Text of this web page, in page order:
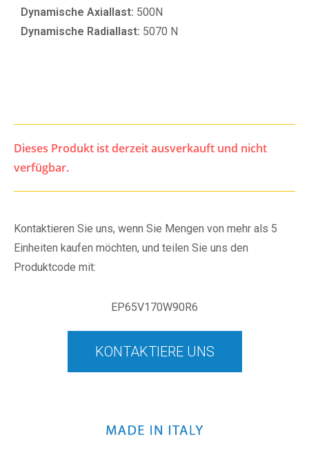
Dynamische Axiallast: 500N
Dynamische Radiallast: 5070 N
Dieses Produkt ist derzeit ausverkauft und nicht
verfügbar.
Kontaktieren Sie uns, wenn Sie Mengen von mehr als 5
Einheiten kaufen möchten, und teilen Sie uns den
Produktcode mit:
EP65V170W90R6
KONTAKTIERE UNS